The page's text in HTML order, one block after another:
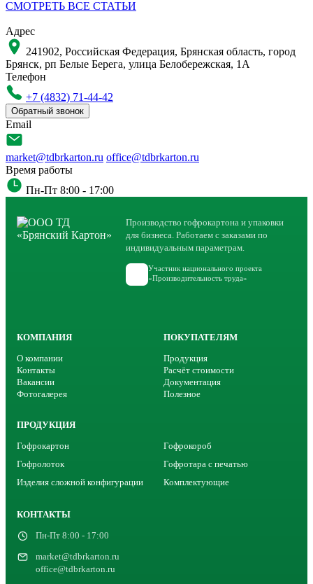
СМОТРЕТЬ ВСЕ СТАТЬИ
Адрес
241902, Российская Федерация, Брянская область, город
Брянск, рп Белые Берега, улица Белобережская, 1А
Телефон
+7 (4832) 71-44-42
Обратный звонок
Email
market@tdbrkarton.ru office@tdbrkarton.ru
Время работы
Пн-Пт 8:00 - 17:00
Производство гофрокартона и упаковки
для бизнеса. Работаем с заказами по
индивидуальным параметрам.
Участник национального проекта
«Производительность труда»
КОМПАНИЯ
О компании
Контакты
Вакансии
Фотогалерея
ПОКУПАТЕЛЯМ
Продукция
Расчёт стоимости
Документация
Полезное
ПРОДУКЦИЯ
Гофрокартон
Гофрокороб
Гофролоток
Гофротара с печатью
Изделия сложной конфигурации
Комплектующие
КОНТАКТЫ
Пн-Пт 8:00 - 17:00
market@tdbrkarton.ru
office@tdbrkarton.ru